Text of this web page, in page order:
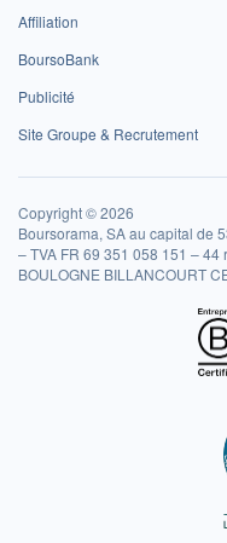
Affiliation
BoursoBank
Publicité
Site Groupe & Recrutement
Copyright © 2026
Boursorama, SA au capital de
– TVA FR 69 351 058 151 –
BOULOGNE BILLANCOURT